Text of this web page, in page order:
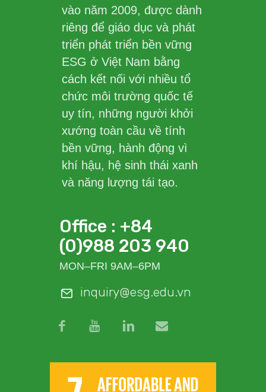
vào năm 2009, được dành
riêng để giáo dục và phát
triển phát triển bền vững
ESG ở Việt Nam bằng
cách kết nối với nhiều tổ
chức môi trường quốc tế
uy tín, những người khởi
xướng toàn cầu về tính
bền vững, hành động vì
khí hậu, hệ sinh thái xanh
và năng lượng tái tạo.
Office : +84
(0)988 203 940
MON–FRI 9AM–6PM
inquiry@esg.edu.vn